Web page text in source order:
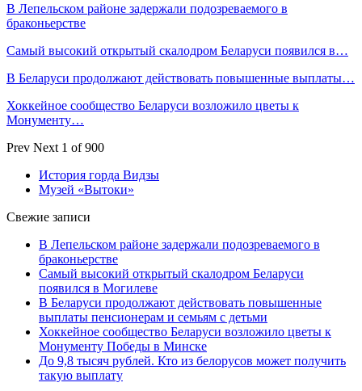
В Лепельском районе задержали подозреваемого в
браконьерстве
Самый высокий открытый скалодром Беларуси появился в…
В Беларуси продолжают действовать повышенные выплаты…
Хоккейное сообщество Беларуси возложило цветы к
Монументу…
Prev Next 1 of 900
История горда Видзы
Музей «Вытоки»
Свежие записи
В Лепельском районе задержали подозреваемого в
браконьерстве
Самый высокий открытый скалодром Беларуси
появился в Могилеве
В Беларуси продолжают действовать повышенные
выплаты пенсионерам и семьям с детьми
Хоккейное сообщество Беларуси возложило цветы к
Монументу Победы в Минске
До 9,8 тысяч рублей. Кто из белорусов может получить
такую выплату